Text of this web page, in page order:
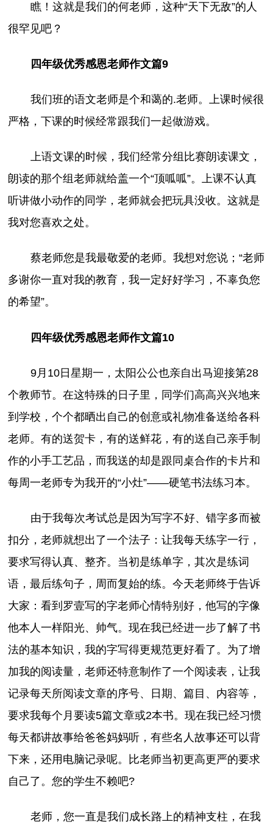
瞧！这就是我们的何老师，这种“天下无敌”的人
很罕见吧？
四年级优秀感恩老师作文篇9
我们班的语文老师是个和蔼的.老师。上课时候很
严格，下课的时候经常跟我们一起做游戏。
上语文课的时候，我们经常分组比赛朗读课文，
朗读的那个组老师就给盖一个“顶呱呱”。上课不认真
听讲做小动作的同学，老师就会把玩具没收。这就是
我对您喜欢之处。
蔡老师您是我最敬爱的老师。我想对您说；“老师
多谢你一直对我的教育，我一定好好学习，不辜负您
的希望”。
四年级优秀感恩老师作文篇10
9月10日星期一，太阳公公也亲自出马迎接第28
个教师节。在这特殊的日子里，同学们高高兴兴地来
到学校，个个都晒出自己的创意或礼物准备送给各科
老师。有的送贺卡，有的送鲜花，有的送自己亲手制
作的小手工艺品，而我送的却是跟同桌合作的卡片和
每周一老师专为我开的“小灶”——硬笔书法练习本。
由于我每次考试总是因为写字不好、错字多而被
扣分，老师就想出了一个法子：让我每天练字一行，
要求写得认真、整齐。当初是练单字，其次是练词
语，最后练句子，周而复始的练。今天老师终于告诉
大家：看到罗壹写的字老师心情特别好，他写的字像
他本人一样阳光、帅气。现在我已经进一步了解了书
法的基本知识，我的字写得更规范更好看了。为了增
加我的阅读量，老师还特意制作了一个阅读表，让我
记录每天所阅读文章的序号、日期、篇目、内容等，
要求我每个月要读5篇文章或2本书。现在我已经习惯
每天都讲故事给爸爸妈妈听，有些名人故事还可以背
下来，还用电脑记录呢。比老师当初更高更严的要求
自己了。您的学生不赖吧?
老师，您一直是我们成长路上的精神支柱，在我